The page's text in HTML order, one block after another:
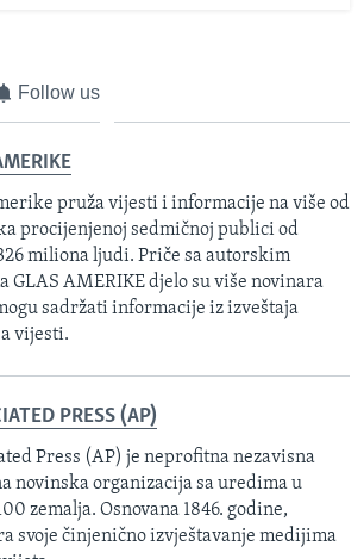
Follow us
pruža vijesti i informacije na više od
procijenjenoj sedmičnoj publici od
miliona ljudi. Priče sa autorskim
GLAS AMERIKE djelo su više novinara
sadržati informacije iz izveštaja
vijesti.
PRESS (AP)
Press (AP) je neprofitna nezavisna
novinska organizacija sa uredima u
zemalja. Osnovana 1846. godine,
svoje činjenično izvještavanje medijima